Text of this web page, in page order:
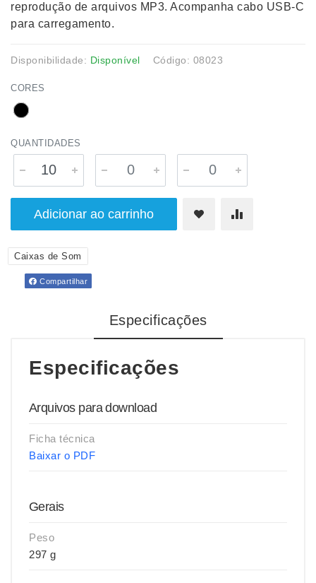
reprodução de arquivos MP3. Acompanha cabo USB-C
para carregamento.
Disponibilidade: Disponível Código: 08023
CORES
QUANTIDADES
Adicionar ao carrinho
Caixas de Som
Compartilhar
Especificações
Especificações
Arquivos para download
Ficha técnica
Baixar o PDF
Gerais
Peso
297 g